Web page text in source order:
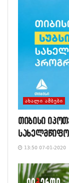
ᲐᲮᲐᲚᲘ ᲐᲛᲑᲔᲑᲘ
თიბისი
13:50 07-01-2020